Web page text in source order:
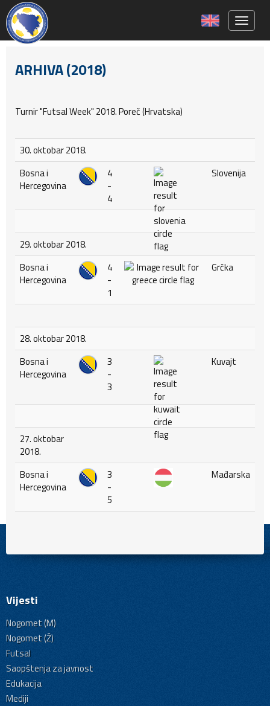
ARHIVA (2018)
Turnir "Futsal Week" 2018. Poreč (Hrvatska)
30. oktobar 2018.
Bosna i
Hercegovina
4
-
4
Slovenija
29. oktobar 2018.
Bosna i
Hercegovina
4
-
1
Grčka
28. oktobar 2018.
Bosna i
Hercegovina
3
-
3
Kuvajt
27. oktobar
2018.
Bosna i
Hercegovina
3
-
5
Mađarska
Vijesti
Nogomet (M)
Nogomet (Ž)
Futsal
Saopštenja za javnost
Edukacija
Mediji